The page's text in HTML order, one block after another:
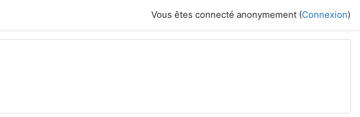
Vous êtes connecté anonymement (Connexion)